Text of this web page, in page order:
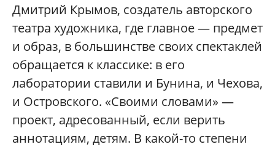
Дмитрий Крымов, создатель авторского
театра художника, где главное — предмет
и образ, в большинстве своих спектаклей
обращается к классике: в его
лаборатории ставили и Бунина, и Чехова,
и Островского. «Своими словами» —
проект, адресованный, если верить
аннотациям, детям. В какой-то степени